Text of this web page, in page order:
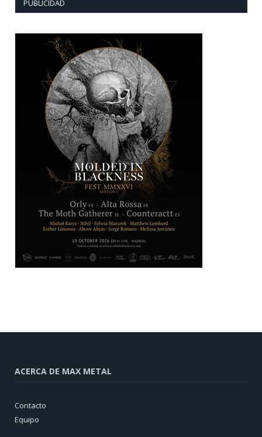
PUBLICIDAD
ACERCA DE MAX METAL
Contacto
Equipo